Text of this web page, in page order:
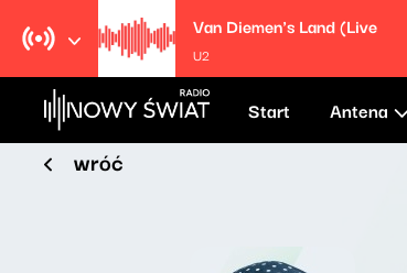
Van Diemen's Land (Live
U2
Start Antena
wróć